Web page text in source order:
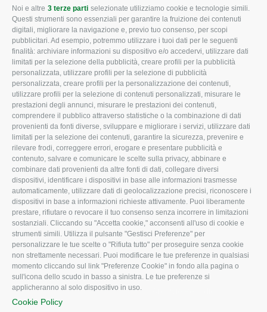
Noi e altre 3 terze parti selezionate utilizziamo cookie e tecnologie simili.
Questi strumenti sono essenziali per garantire la fruizione dei contenuti
digitali, migliorare la navigazione e, previo tuo consenso, per scopi
pubblicitari. Ad esempio, potremmo utilizzare i tuoi dati per le seguenti
finalità: archiviare informazioni su dispositivo e/o accedervi, utilizzare dati
limitati per la selezione della pubblicità, creare profili per la pubblicità
personalizzata, utilizzare profili per la selezione di pubblicità
personalizzata, creare profili per la personalizzazione dei contenuti,
utilizzare profili per la selezione di contenuti personalizzati, misurare le
prestazioni degli annunci, misurare le prestazioni dei contenuti,
comprendere il pubblico attraverso statistiche o la combinazione di dati
provenienti da fonti diverse, sviluppare e migliorare i servizi, utilizzare dati
limitati per la selezione dei contenuti, garantire la sicurezza, prevenire e
rilevare frodi, correggere errori, erogare e presentare pubblicità e
contenuto, salvare e comunicare le scelte sulla privacy, abbinare e
combinare dati provenienti da altre fonti di dati, collegare diversi
dispositivi, identificare i dispositivi in base alle informazioni trasmesse
automaticamente, utilizzare dati di geolocalizzazione precisi, riconoscere i
dispositivi in base a informazioni richieste attivamente. Puoi liberamente
prestare, rifiutare o revocare il tuo consenso senza incorrere in limitazioni
sostanziali. Cliccando su "Accetta cookie," acconsenti all'uso di cookie e
strumenti simili. Utilizza il pulsante "Gestisci Preferenze" per
personalizzare le tue scelte o "Rifiuta tutto" per proseguire senza cookie
non strettamente necessari. Puoi modificare le tue preferenze in qualsiasi
momento cliccando sul link "Preferenze Cookie" in fondo alla pagina o
sull'icona dello scudo in basso a sinistra. Le tue preferenze si
applicheranno al solo dispositivo in uso.
Cookie Policy
CONFAGRICOLTURA
ROVIGO
L'Associazione
Missione e Progetto
Organigramma aziendale
I Nostri Servizi
Uffici della Sede
provinciale
Le Sedi di Zona
Agricoltori S.r.l.
Whistleblowing
Confagricoltura Rovigo e
Agricoltori srl
CONFAGRICOLTURA
INFORMA
Tecnico
Fiscale
Lavoro
Ambiente
Associazione
CONFAGRICOLTURA
ATTIVA
Notizie in evidenza
Eventi
Comunicati Stampa
Video
Iscrizione Newsletter
Newsletter